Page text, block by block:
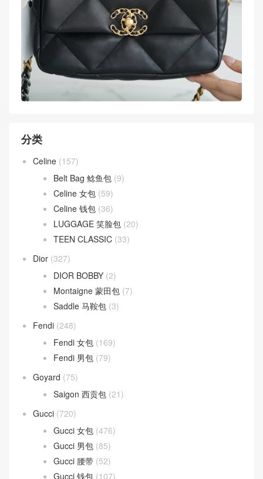
分类
Celine (157)
Belt Bag 鲶鱼包 (9)
Celine 女包 (59)
Celine 钱包 (36)
LUGGAGE 笑脸包 (20)
TEEN CLASSIC (33)
Dior (327)
DIOR BOBBY (2)
Montaigne 蒙田包 (7)
Saddle 马鞍包 (3)
Fendi (248)
Fendi 女包 (169)
Fendi 男包 (79)
Goyard (75)
Saigon 西贡包 (21)
Gucci (720)
Gucci 女包 (476)
Gucci 男包 (85)
Gucci 腰带 (52)
Gucci 钱包 (107)